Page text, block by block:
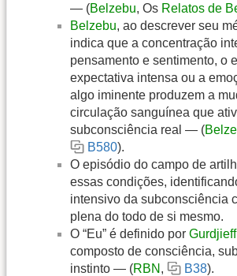
— (Belzebu, Os Relatos de
Belzebu, ao descrever seu
indica que a concentração
pensamento e sentimento, o
expectativa intensa ou a
algo iminente produzem a
circulação sanguínea que
subconsciência real — (
B580).
O episódio do campo de
essas condições,
intensivo da subconsciência
plena do todo de si mesmo.
O “Eu” é definido por Gurdjieff
composto de consciência,
instinto — (RBN , B38).